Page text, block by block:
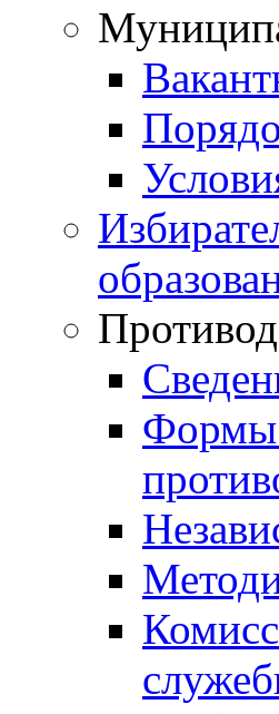
Формы